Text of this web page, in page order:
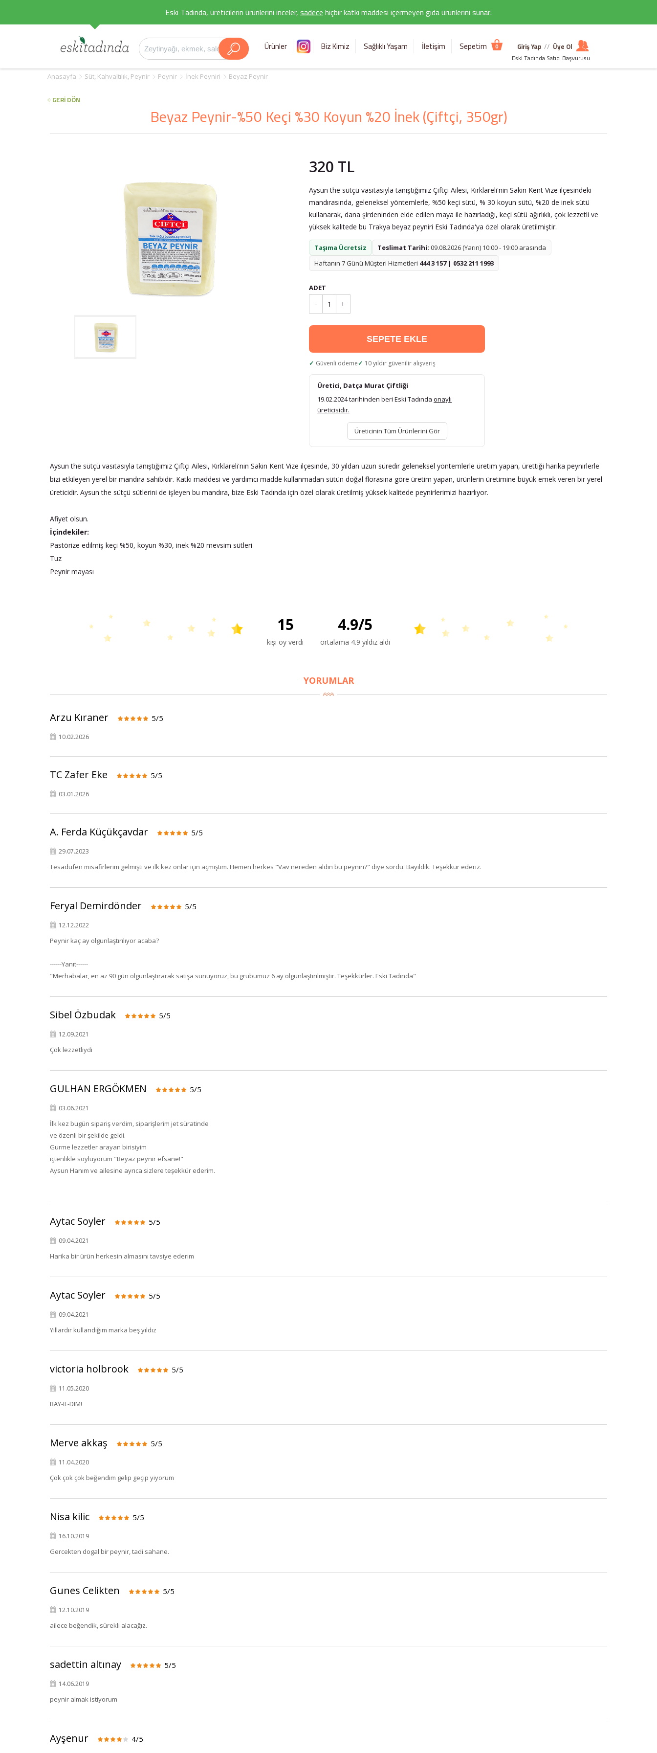
Eski Tadında, üreticilerin ürünlerini inceler,sadecehiçbir katkı maddesi içermeyen gıda ürünlerini sunar.
Ürünler Biz Kimiz Sağlıklı Yaşam İletişim Sepetim 0 Giriş Yap // Üye Ol
Eski Tadında Satıcı Başvurusu
Anasayfa Süt, Kahvaltılık, Peynir Peynir İnek Peyniri Beyaz Peynir
GERİ DÖN
Beyaz Peynir-%50 Keçi %30 Koyun %20 İnek (Çiftçi, 350gr)
320 TL
Aysun the sütçü vasıtasıyla tanıştığımız Çiftçi Ailesi, Kırklareli'nin Sakin Kent Vize ilçesindeki
mandırasında, geleneksel yöntemlerle, %50 keçi sütü, % 30 koyun sütü, %20 de inek sütü
kullanarak, dana şirdeninden elde edilen maya ile hazırladığı, keçi sütü ağırlıklı, çok lezzetli ve
yüksek kalitede bu Trakya beyaz peyniri Eski Tadında'ya özel olarak üretilmiştir.
Taşıma Ücretsiz Teslimat Tarihi: 09.08.2026 (Yarın) 10:00 - 19:00 arasında
Haftanın 7 Günü Müşteri Hizmetleri 444 3 157 | 0532 211 1993
ADET
- 1 +
SEPETE EKLE
Güvenli ödeme 10 yıldır güvenilir alışveriş
Üretici, Datça Murat Çiftliği
19.02.2024 tarihinden beri Eski Tadında onaylı
üreticisidir.
Üreticinin Tüm Ürünlerini Gör
Aysun the sütçü vasıtasıyla tanıştığımız Çiftçi Ailesi, Kırklareli'nin Sakin Kent Vize ilçesinde, 30 yıldan uzun süredir geleneksel yöntemlerle üretim yapan, ürettiği harika peynirlerle
bizi etkileyen yerel bir mandıra sahibidir. Katkı maddesi ve yardımcı madde kullanmadan sütün doğal florasına göre üretim yapan, ürünlerin üretimine büyük emek veren bir yerel
üreticidir. Aysun the sütçü sütlerini de işleyen bu mandıra, bize Eski Tadında için özel olarak üretilmiş yüksek kalitede peynirlerimizi hazırlıyor.
Afiyet olsun.
İçindekiler:
Pastörize edilmiş keçi %50, koyun %30, inek %20 mevsim sütleri
Tuz
Peynir mayası
15
kişi oy verdi
4.9/5
ortalama 4.9 yıldız aldı
YORUMLAR
Arzu Kıraner 5/5
10.02.2026
TC Zafer Eke 5/5
03.01.2026
A. Ferda Küçükçavdar 5/5
29.07.2023
Tesadüfen misafirlerim gelmişti ve ilk kez onlar için açmıştım. Hemen herkes "Vav nereden aldın bu peyniri?" diye sordu. Bayıldık. Teşekkür ederiz.
Feryal Demirdönder 5/5
12.12.2022
Peynir kaç ay olgunlaştırılıyor acaba?
------Yanıt------
"Merhabalar, en az 90 gün olgunlaştırarak satışa sunuyoruz, bu grubumuz 6 ay olgunlaştırılmıştır. Teşekkürler. Eski Tadında"
Sibel Özbudak 5/5
12.09.2021
Çok lezzetliydi
GULHAN ERGÖKMEN 5/5
03.06.2021
İlk kez bugün sipariş verdim, siparişlerim jet süratinde
ve özenli bir şekilde geldi.
Gurme lezzetler arayan birisiyim
içtenlikle söylüyorum "Beyaz peynir efsane!"
Aysun Hanım ve ailesine ayrıca sizlere teşekkür ederim.
Aytac Soyler 5/5
09.04.2021
Harika bir ürün herkesin almasını tavsiye ederim
Aytac Soyler 5/5
09.04.2021
Yıllardır kullandığım marka beş yıldız
victoria holbrook 5/5
11.05.2020
BAY-IL-DIM!
Merve akkaş 5/5
11.04.2020
Çok çok çok beğendim gelip geçip yiyorum
Nisa kilic 5/5
16.10.2019
Gercekten dogal bir peynir, tadi sahane.
Gunes Celikten 5/5
12.10.2019
ailece beğendik, sürekli alacağız.
sadettin altınay 5/5
14.06.2019
peynir almak istiyorum
Ayşenur 4/5
2100,00 TL